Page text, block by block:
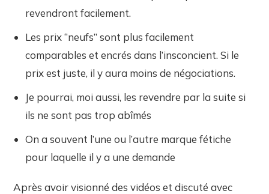
revendront facilement.
Les prix “neufs” sont plus facilement
comparables et encrés dans l’insconcient. Si le
prix est juste, il y aura moins de négociations.
Je pourrai, moi aussi, les revendre par la suite si
ils ne sont pas trop abîmés
On a souvent l’une ou l’autre marque fétiche
pour laquelle il y a une demande
Après avoir visionné des vidéos et discuté avec